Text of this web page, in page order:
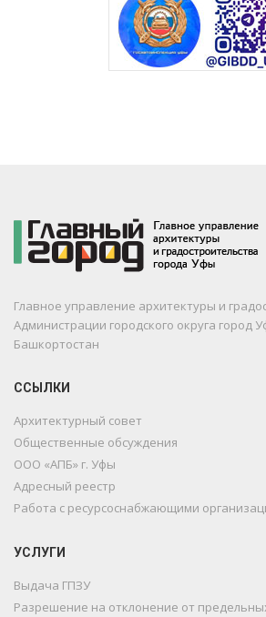
Главное управление архитектуры и
Администрации городского округа город
Башкортостан
ССЫЛКИ
Архитектурный совет
Общественные обсуждения
ООО «АПБ» г. Уфы
Адресный реестр
Работа с ресурсоснабжающими
УСЛУГИ
Выдача ГПЗУ
Разрешение на отклонение от